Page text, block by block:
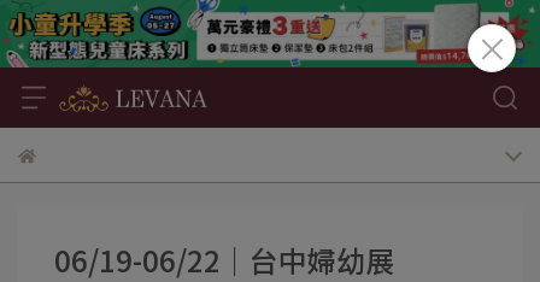
06/19-06/22｜台中婦幼展